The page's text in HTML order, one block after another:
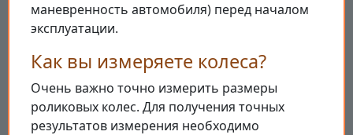
маневренность автомобиля) перед началом
эксплуатации.
Как вы измеряете колеса?
Очень важно точно измерить размеры
роликовых колес. Для получения точных
результатов измерения необходимо